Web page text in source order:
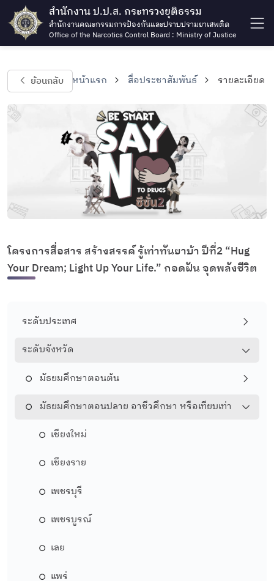
สำนักงาน ป.ป.ส. กระทรวงยุติธรรม
สำนักงานคณะกรรมการป้องกันและปราบปรามยาเสพติด
Office of the Narcotics Control Board : Ministry of Justice
ย้อนกลับ หน้าแรก สื่อประชาสัมพันธ์ รายละเอียด
โครงการสื่อสาร สร้างสรรค์ รู้เท่าทันยาบ้า ปีที่2 “Hug
Your Dream; Light Up Your Life.” กอดฝัน จุดพลังชีวิต
ระดับประเทศ
ระดับจังหวัด
มัธยมศึกษาตอนต้น
มัธยมศึกษาตอนปลาย อาชีวศึกษา หรือเทียบเท่า
เชียงใหม่
เชียงราย
เพชรบุรี
เพชรบูรณ์
เลย
แพร่